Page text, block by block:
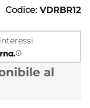
Codice: VDRBR12
al